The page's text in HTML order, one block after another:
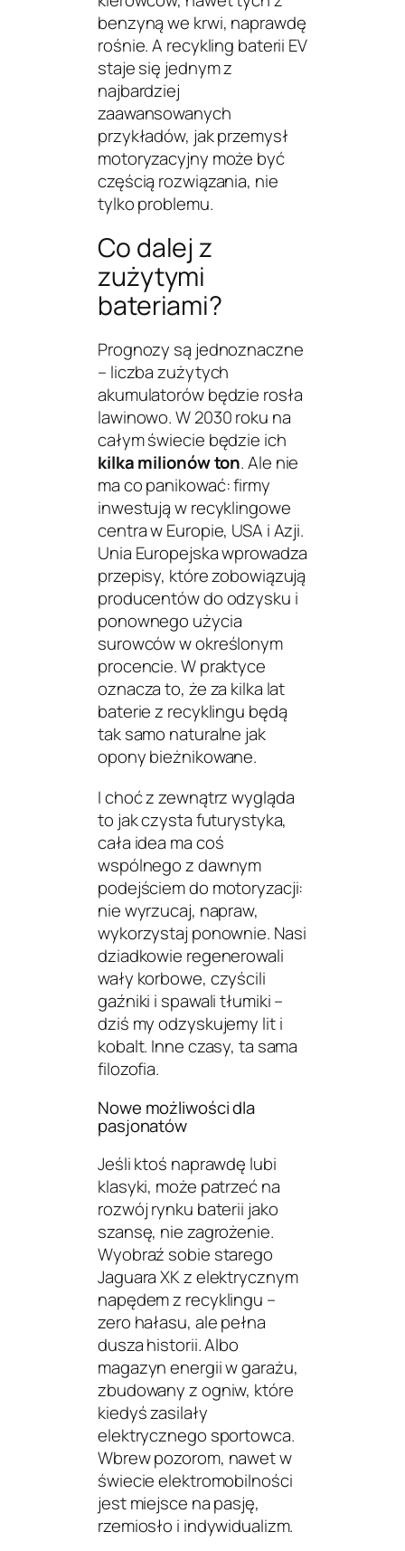
benzyną we krwi, naprawdę
rośnie. A recykling baterii EV
staje się jednym z
najbardziej
zaawansowanych
przykładów, jak przemysł
motoryzacyjny może być
częścią rozwiązania, nie
tylko problemu.
Co dalej z
zużytymi
bateriami?
Prognozy są jednoznaczne
– liczba zużytych
akumulatorów będzie rosła
lawinowo. W 2030 roku na
całym świecie będzie ich
kilka milionów ton. Ale nie
ma co panikować: firmy
inwestują w recyklingowe
centra w Europie, USA i Azji.
Unia Europejska wprowadza
przepisy, które zobowiązują
producentów do odzysku i
ponownego użycia
surowców w określonym
procencie. W praktyce
oznacza to, że za kilka lat
baterie z recyklingu będą
tak samo naturalne jak
opony bieżnikowane.
I choć z zewnątrz wygląda
to jak czysta futurystyka,
cała idea ma coś
wspólnego z dawnym
podejściem do motoryzacji:
nie wyrzucaj, napraw,
wykorzystaj ponownie. Nasi
dziadkowie regenerowali
wały korbowe, czyścili
gaźniki i spawali tłumiki –
dziś my odzyskujemy lit i
kobalt. Inne czasy, ta sama
filozofia.
Nowe możliwości dla
pasjonatów
Jeśli ktoś naprawdę lubi
klasyki, może patrzeć na
rozwój rynku baterii jako
szansę, nie zagrożenie.
Wyobraź sobie starego
Jaguara XK z elektrycznym
napędem z recyklingu –
zero hałasu, ale pełna
dusza historii. Albo
magazyn energii w garażu,
zbudowany z ogniw, które
kiedyś zasilały
elektrycznego sportowca.
Wbrew pozorom, nawet w
świecie elektromobilności
jest miejsce na pasję,
rzemiosło i indywidualizm.